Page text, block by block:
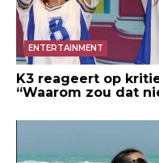
ENTERTAINMENT
K3 reageert op
“Waarom zou dat